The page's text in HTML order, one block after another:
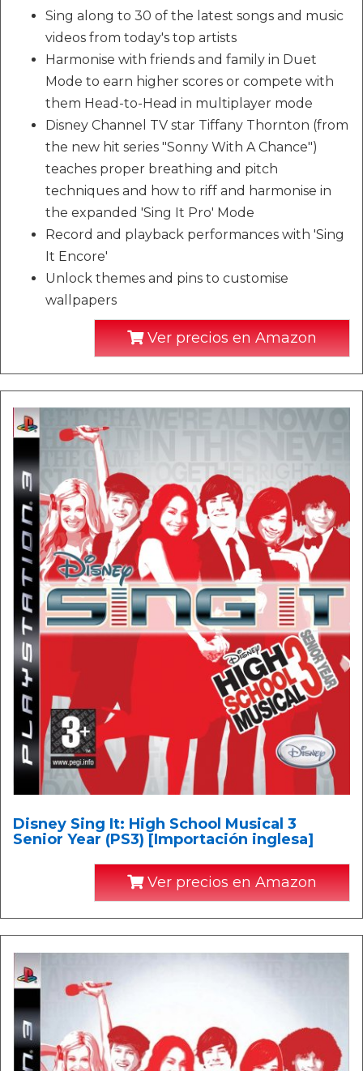
Sing along to 30 of the latest songs and music
videos from today's top artists
Harmonise with friends and family in Duet
Mode to earn higher scores or compete with
them Head-to-Head in multiplayer mode
Disney Channel TV star Tiffany Thornton (from
the new hit series "Sonny With A Chance")
teaches proper breathing and pitch
techniques and how to riff and harmonise in
the expanded 'Sing It Pro' Mode
Record and playback performances with 'Sing
It Encore'
Unlock themes and pins to customise
wallpapers
Ver precios en Amazon
Disney Sing It: High School Musical 3
Senior Year (PS3) [Importación inglesa]
Ver precios en Amazon